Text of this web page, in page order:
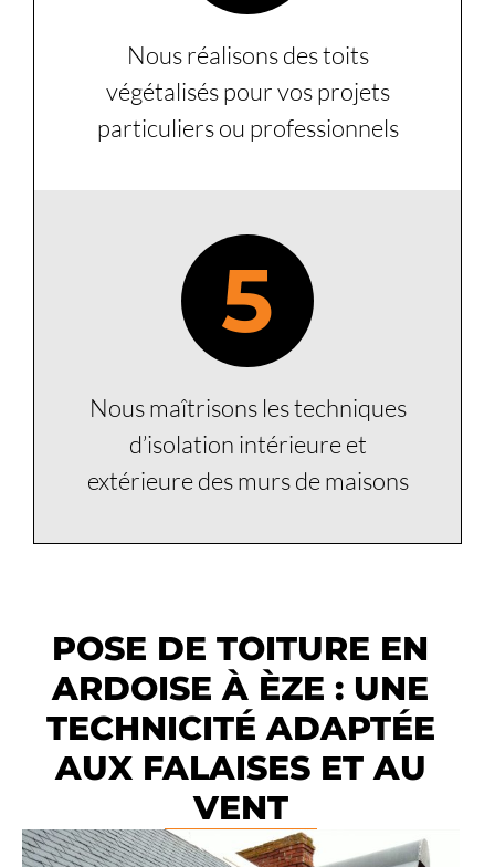
Nous réalisons des toits
végétalisés pour vos projets
particuliers ou professionnels
5
Nous maîtrisons les techniques
d’isolation intérieure et
extérieure des murs de maisons
POSE DE TOITURE EN
ARDOISE À ÈZE : UNE
TECHNICITÉ ADAPTÉE
AUX FALAISES ET AU
VENT